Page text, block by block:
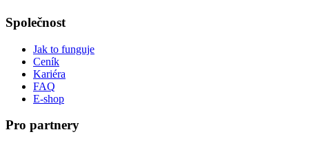
Společnost
Jak to funguje
Ceník
Kariéra
FAQ
E-shop
Pro partnery